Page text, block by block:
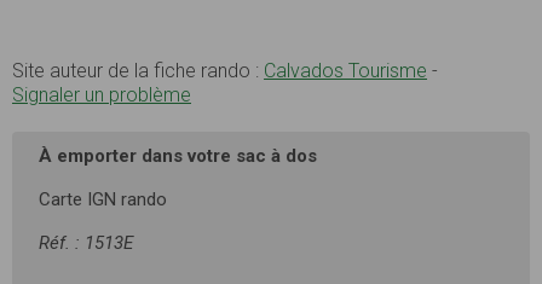
Site auteur de la fiche rando : Calvados Tourisme -
Signaler un problème
À emporter dans votre sac à dos
Carte IGN rando
Réf. : 1513E